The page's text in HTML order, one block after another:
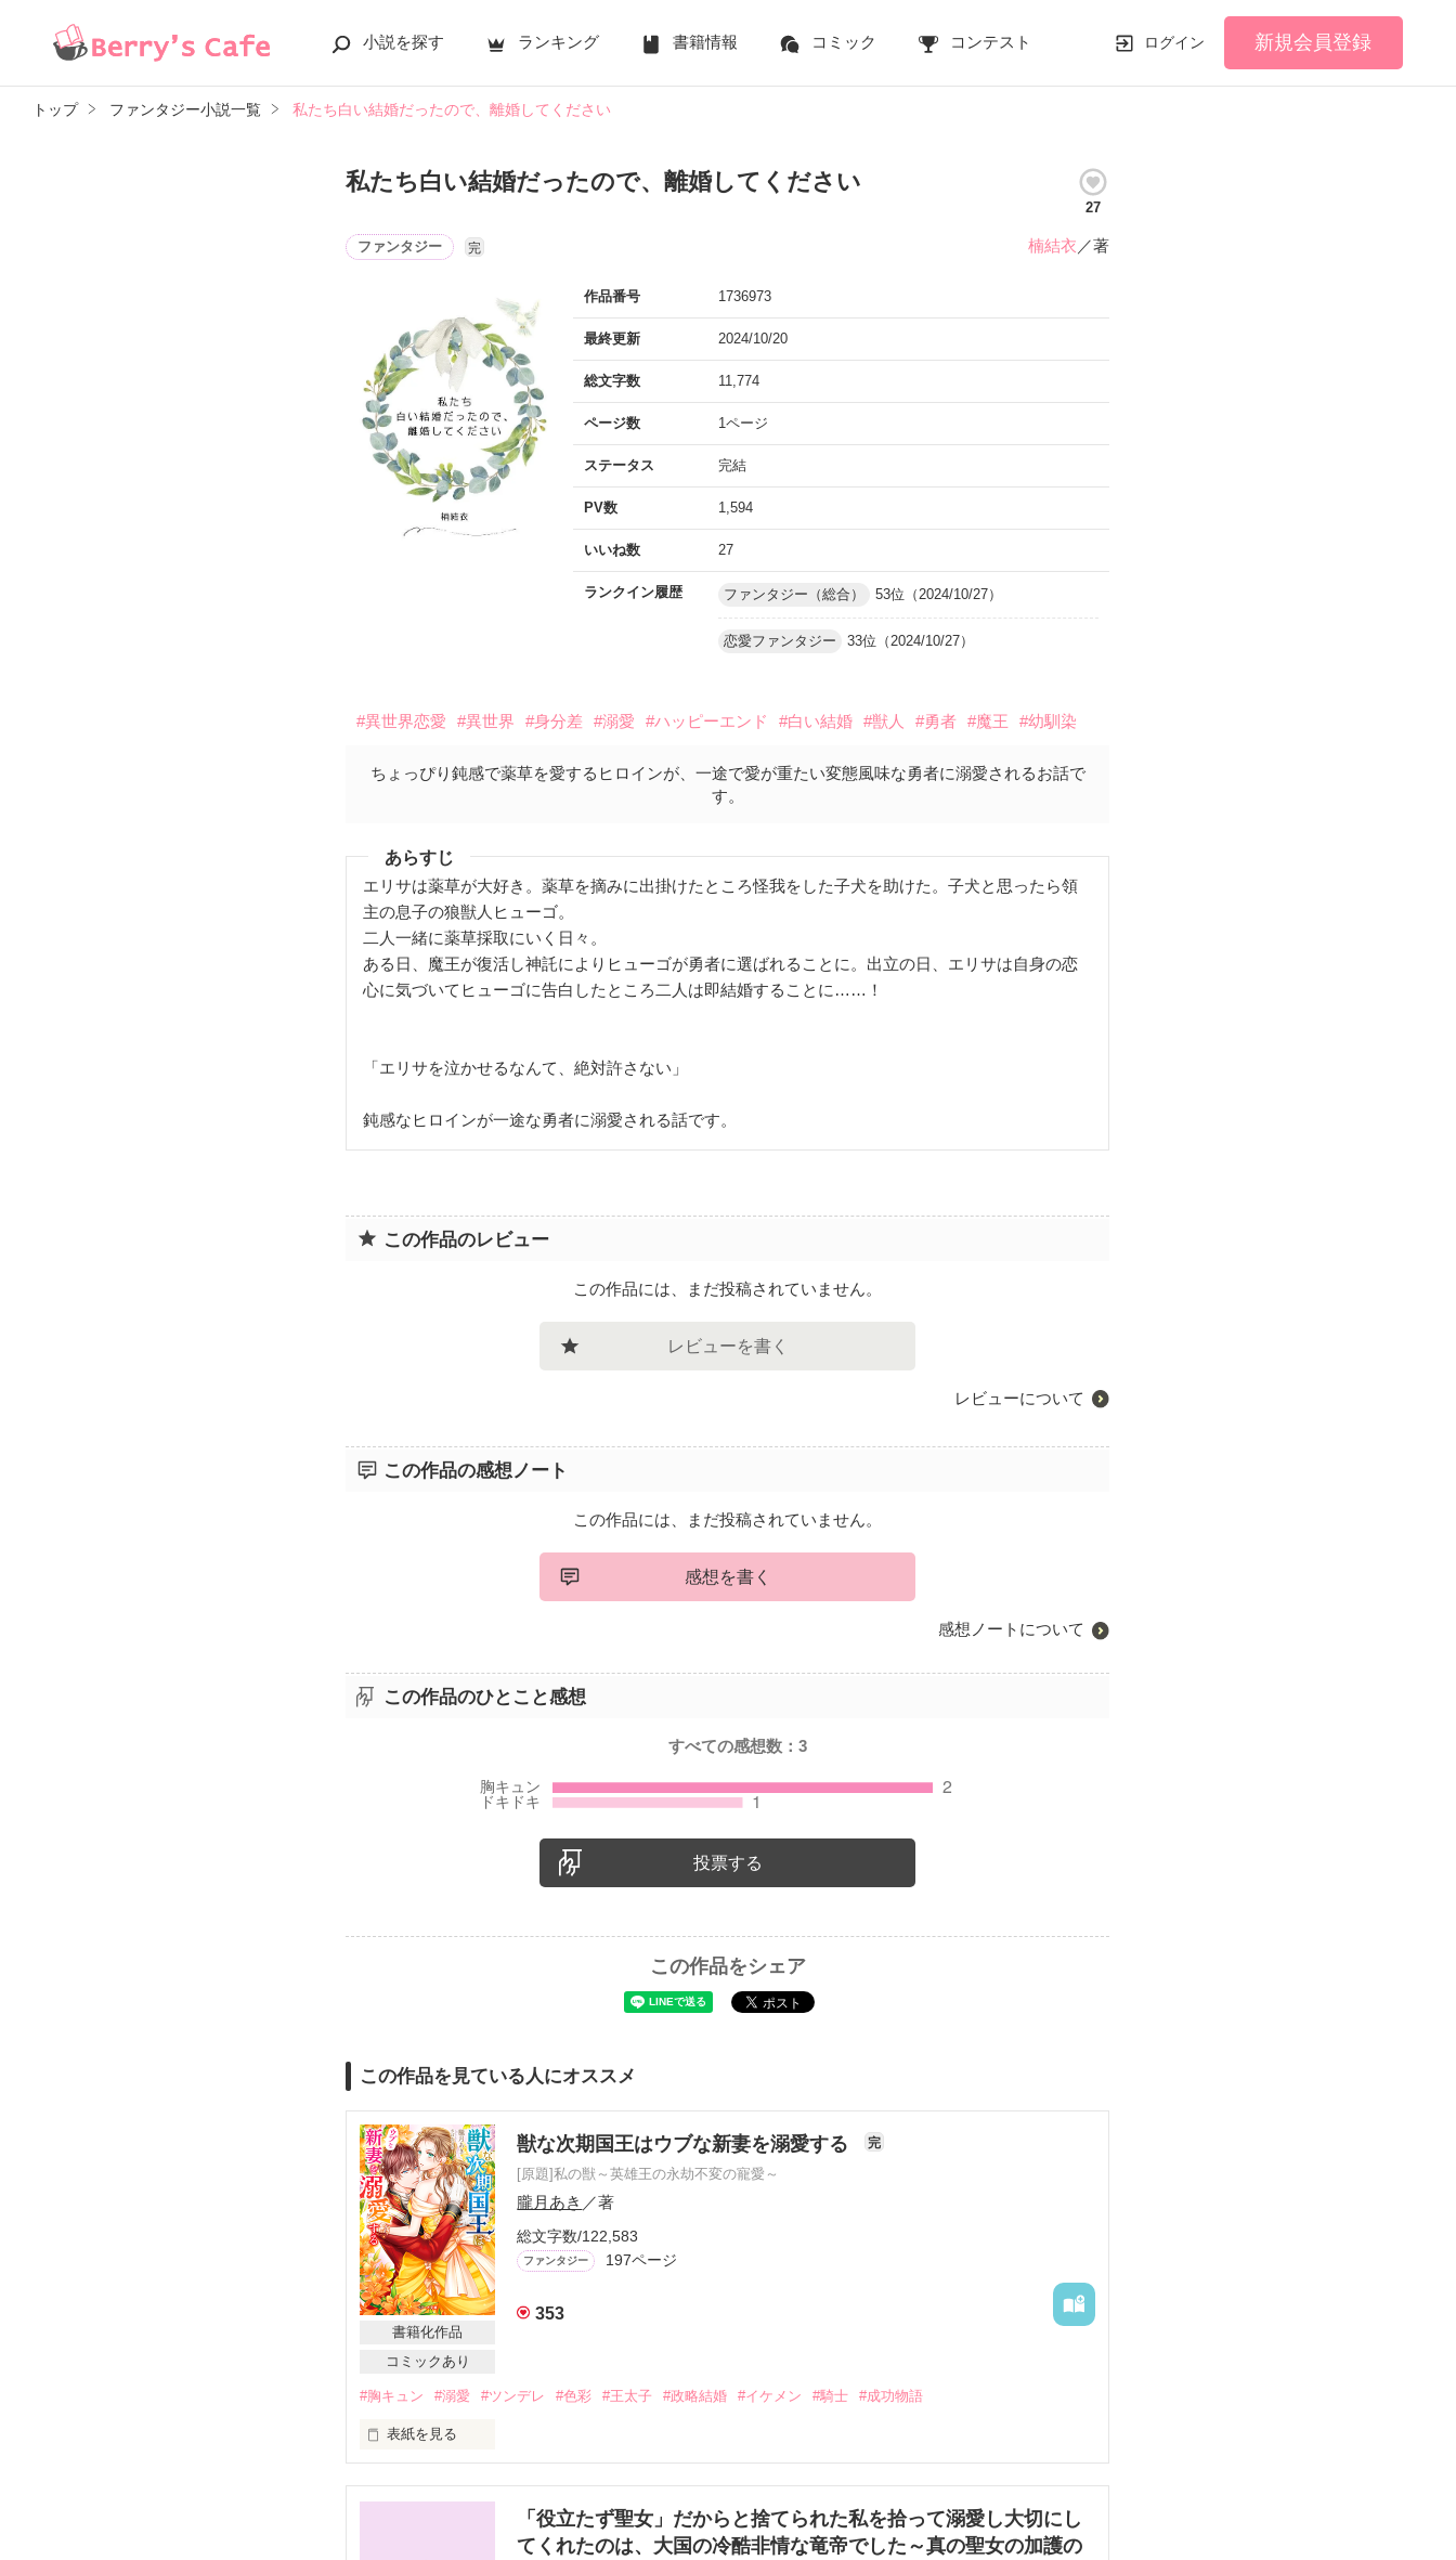
小説を探す ランキング 書籍情報 コミック コンテスト ログイン 新規会員登録
トップ ファンタジー小説一覧 私たち白い結婚だったので、離婚してください
私たち白い結婚だったので、離婚してください
27
ファンタジー 完 楠結衣 ／著
作品番号 1736973
最終更新 2024/10/20
総文字数 11,774
ページ数 1ページ
ステータス 完結
PV数 1,594
いいね数 27
ランクイン履歴 ファンタジー（総合） 53位（2024/10/27）
恋愛ファンタジー 33位（2024/10/27）
#異世界恋愛 #異世界 #身分差 #溺愛 #ハッピーエンド #白い結婚 #獣人 #勇者 #魔王 #幼馴染
ちょっぴり鈍感で薬草を愛するヒロインが、一途で愛が重たい変態風味な勇者に溺愛されるお話で
す。
あらすじ
エリサは薬草が大好き。薬草を摘みに出掛けたところ怪我をした子犬を助けた。子犬と思ったら領
主の息子の狼獣人ヒューゴ。
二人一緒に薬草採取にいく日々。
ある日、魔王が復活し神託によりヒューゴが勇者に選ばれることに。出立の日、エリサは自身の恋
心に気づいてヒューゴに告白したところ二人は即結婚することに……！
「エリサを泣かせるなんて、絶対許さない」
鈍感なヒロインが一途な勇者に溺愛される話です。
この作品のレビュー
この作品には、まだ投稿されていません。
レビューを書く
レビューについて
この作品の感想ノート
この作品には、まだ投稿されていません。
感想を書く
感想ノートについて
この作品のひとこと感想
すべての感想数：3
投票する
この作品をシェア
この作品を見ている人にオススメ
書籍化作品
コミックあり
獣な次期国王はウブな新妻を溺愛する 完
[原題]私の獣～英雄王の永劫不変の寵愛～
朧月あき ／著
総文字数/122,583
ファンタジー 197ページ
353
#胸キュン #溺愛 #ツンデレ #色彩 #王太子 #政略結婚 #イケメン #騎士 #成功物語
表紙を見る
悪獅子と呼ばれ忌み嫌われる 「役立たず聖女」だからと捨てられた私を拾って溺愛し大切にし
てくれたのは、大国の冷酷非情な竜帝でした～真の聖女の加護の